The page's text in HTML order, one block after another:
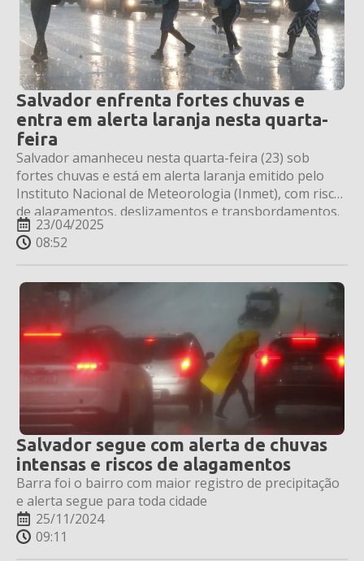
Salvador enfrenta fortes chuvas e
entra em alerta laranja nesta quarta-
feira
Salvador amanheceu nesta quarta-feira (23) sob
fortes chuvas e está em alerta laranja emitido pelo
Instituto Nacional de Meteorologia (Inmet), com risco
de alagamentos, deslizamentos e transbordamentos.
23/04/2025
08:52
Salvador segue com alerta de chuvas
intensas e riscos de alagamentos
Barra foi o bairro com maior registro de precipitação
e alerta segue para toda cidade
25/11/2024
09:11